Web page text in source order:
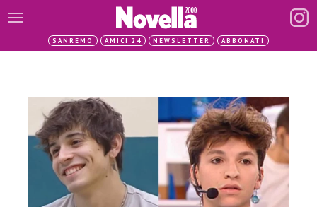
SANREMO AMICI 24 NEWSLETTER ABBONATI